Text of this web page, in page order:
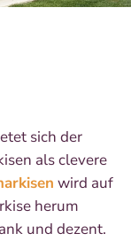
sich der
als clevere
wird auf
herum
und dezent.